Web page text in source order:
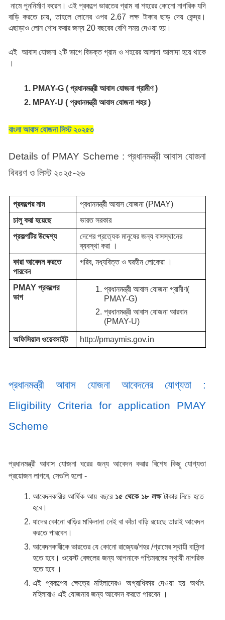
নামে পুননির্মাণ করেন। এই প্রকল্পে ভারতের গ্রাম বা শহরের কোনো নাগরিক যদি
বাড়ি করতে চায়, তাহলে লোনের ওপর 2.67 লক্ষ টাকার ছাড় দেয় কেন্দ্র।
এছাড়াও লোন শোধ করার জন্য 20 বছরের বেশি সময় দেওয়া হয়।
এই  আবাস যোজনা ২টি ভাগে বিভক্ত গ্রাম ও শহরের আলাদা আলাদা হয়ে থাকে
।
PMAY-G ( প্রধানমন্ত্রী আবাস যোজনা গ্রামীণ )
MPAY-U ( প্রধানমন্ত্রী আবাস যোজনা শহর )
বাংলা আবাস যোজনা লিস্ট ২০২৫৩
Details of PMAY Scheme : প্রধানমন্ত্রী আবাস যোজনা
বিবরণ ও লিস্ট ২০২৫-২৬
প্রকল্পের নাম
প্রধানমন্ত্রী আবাস যোজনা (PMAY)
চালু করা হয়েছে
ভারত সরকার
প্রকল্পটির উদ্দেশ্য
দেশের প্রত্যেক মানুষের জন্য বাসস্থানের
ব্যবস্থা করা ।
কারা আবেদন করতে
পারবেন
গরিব, মধ্যবিত্ত ও ঘরহীন লোকেরা ।
PMAY প্রকল্পের
ভাগ
প্রধানমন্ত্রী আবাস যোজনা গ্রামীণ(
PMAY-G)
প্রধানমন্ত্রী আবাস যোজনা আরবান
(PMAY-U)
অফিসিয়াল ওয়েবসাইট http://pmaymis.gov.in
প্রধানমন্ত্রী আবাস যোজনা আবেদনের যোগ্যতা :
Eligibility Criteria for application PMAY
Scheme
প্রধানমন্ত্রী আবাস যোজনা ঘরের জন্য আবেদন করার বিশেষ কিছু যোগ্যতা
প্রয়োজন লাগবে, সেগুলি হলো -
আবেদনকারীর আর্থিক আয় বছরে ১৫ থেকে ১৮ লক্ষ টাকার নিচে হতে
হবে।
যাদের কোনো বাড়ির মাকিলানা নেই বা কাঁচা বাড়ি রয়েছে তারাই আবেদন
করতে পারবেন।
আবেদনকারীকে ভারতের যে কোনো রাজ্যের/শহর /গ্রামের স্থায়ী বাসিন্দা
হতে হবে। ওয়েস্ট বেঙ্গলের জন্য আপনাকে পশ্চিমবঙ্গের স্থায়ী নাগরিক
হতে হবে ।
এই প্রকল্পের ক্ষেত্রে মহিলাদেরও অগ্রাধিকার দেওয়া হয় অর্থাৎ
মহিলারাও এই যোজনার জন্য আবেদন করতে পারবেন ।